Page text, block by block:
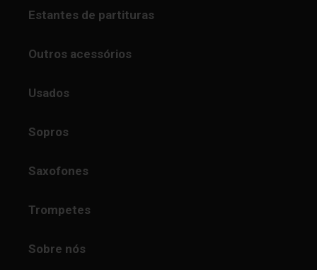
Estantes de partituras
Outros acessórios
Usados
Sopros
Saxofones
Trompetes
Sobre nós